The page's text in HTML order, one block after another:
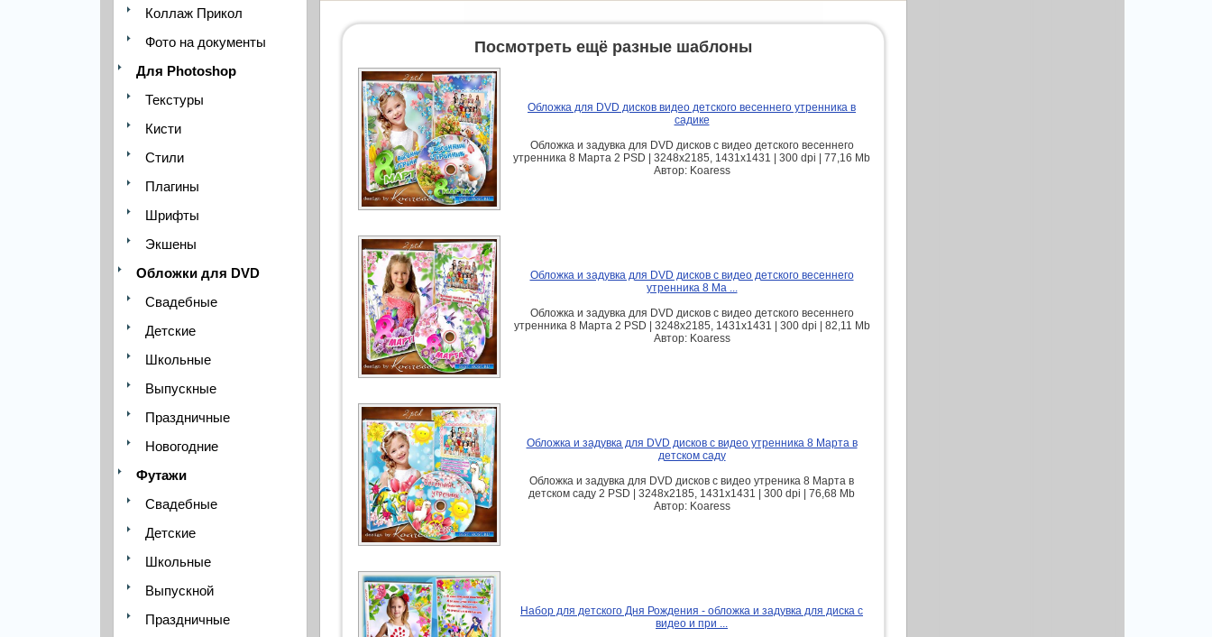
Коллаж Прикол
Фото на документы
Для Photoshop
Текстуры
Кисти
Стили
Плагины
Шрифты
Экшены
Обложки для DVD
Свадебные
Детские
Школьные
Выпускные
Праздничные
Новогодние
Футажи
Свадебные
Детские
Школьные
Выпускной
Праздничные
Посмотреть ещё разные шаблоны
Обложка для DVD дисков видео детского весеннего утренника в
садике
Обложка и задувка для DVD дисков с видео детского весеннего
утренника 8 Марта 2 PSD | 3248x2185, 1431x1431 | 300 dpi | 77,16 Mb
Автор: Koaress
Обложка и задувка для DVD дисков с видео детского весеннего
утренника 8 Ма ...
Обложка и задувка для DVD дисков с видео детского весеннего
утренника 8 Марта 2 PSD | 3248x2185, 1431x1431 | 300 dpi | 82,11 Mb
Автор: Koaress
Обложка и задувка для DVD дисков с видео утренника 8 Марта в
детском саду
Обложка и задувка для DVD дисков с видео утреника 8 Марта в
детском саду 2 PSD | 3248x2185, 1431x1431 | 300 dpi | 76,68 Mb
Автор: Koaress
Набор для детского Дня Рождения - обложка и задувка для диска с
видео и при ...